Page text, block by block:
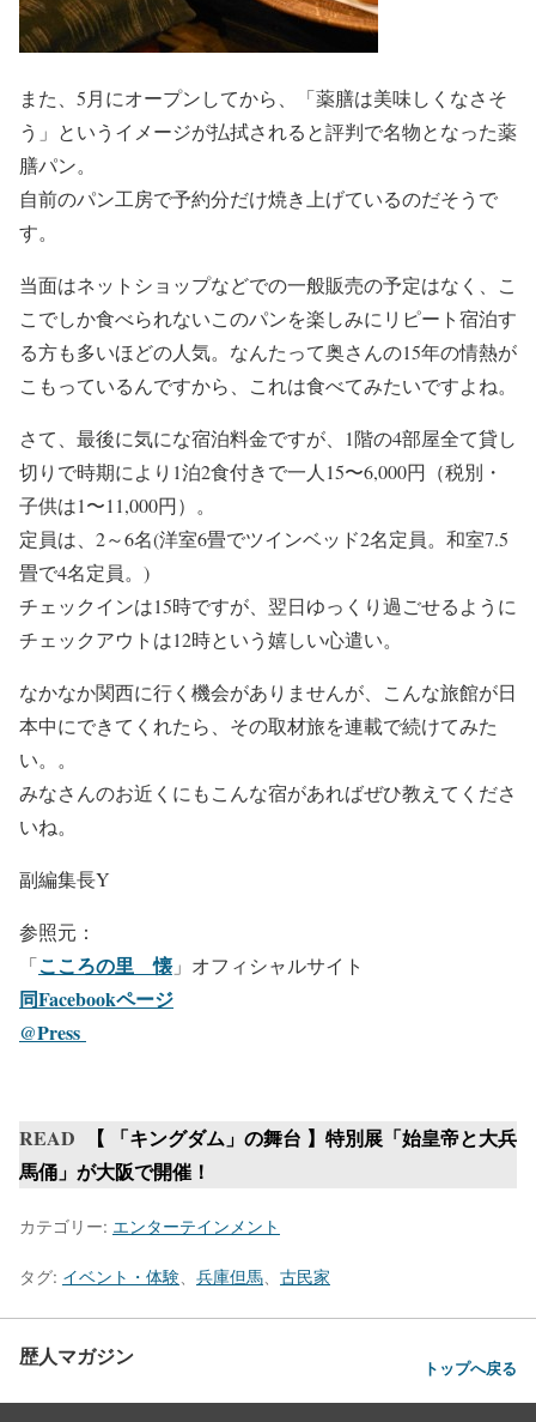
また、5月にオープンしてから、「薬膳は美味しくなさそ
う」というイメージが払拭されると評判で名物となった薬
膳パン。
自前のパン工房で予約分だけ焼き上げているのだそうで
す。
当面はネットショップなどでの一般販売の予定はなく、こ
こでしか食べられないこのパンを楽しみにリピート宿泊す
る方も多いほどの人気。なんたって奥さんの15年の情熱が
こもっているんですから、これは食べてみたいですよね。
さて、最後に気にな宿泊料金ですが、1階の4部屋全て貸し
切りで時期により1泊2食付きで一人15〜6,000円（税別・
子供は1〜11,000円）。
定員は、2～6名(洋室6畳でツインベッド2名定員。和室7.5
畳で4名定員。)
チェックインは15時ですが、翌日ゆっくり過ごせるように
チェックアウトは12時という嬉しい心遣い。
なかなか関西に行く機会がありませんが、こんな旅館が日
本中にできてくれたら、その取材旅を連載で続けてみた
い。。
みなさんのお近くにもこんな宿があればぜひ教えてくださ
いね。
副編集長Y
参照元：
「こころの里 懐」オフィシャルサイト
同Facebookページ
@Press
READ
【 「キングダム」の舞台 】特別展「始皇帝と大兵
馬俑」が大阪で開催！
カテゴリー: エンターテインメント
タグ: イベント・体験 兵庫但馬 古民家
歴人マガジン トップへ戻る